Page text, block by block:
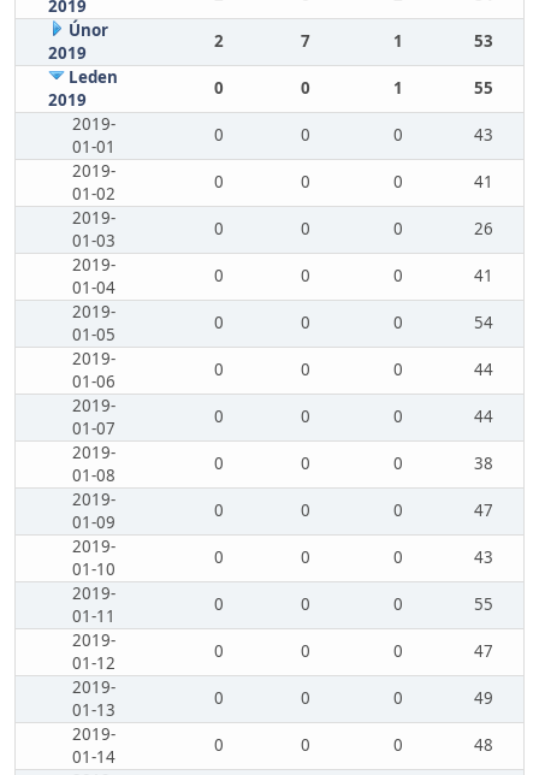
2019
Únor
2019
2 7 1
53
Leden
2019
0 0 1
55
2019-
01-01
0 0 0
43
2019-
01-02
0 0 0
41
2019-
01-03
0 0 0
26
2019-
01-04
0 0 0
41
2019-
01-05
0 0 0
54
2019-
01-06
0 0 0
44
2019-
01-07
0 0 0
44
2019-
01-08
0 0 0
38
2019-
01-09
0 0 0
47
2019-
01-10
0 0 0
43
2019-
01-11
0 0 0
55
2019-
01-12
0 0 0
47
2019-
01-13
0 0 0
49
2019-
01-14
0 0 0
48